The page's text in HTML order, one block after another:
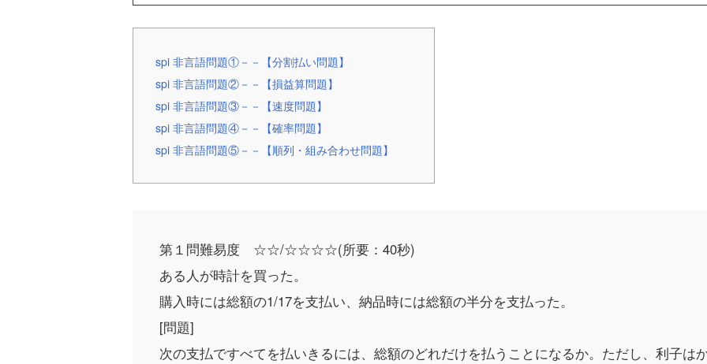
spi 非言語問題①－－【分割払い問題】
spi 非言語問題②－－【損益算問題】
spi 非言語問題③－－【速度問題】
spi 非言語問題④－－【確率問題】
spi 非言語問題⑤－－【順列・組み合わせ問題】
第１問難易度 ☆☆/☆☆☆☆(所要：40秒)
ある人が時計を買った。
購入時には総額の1/17を支払い、納品時には総額の半分を支払った。
[問題]
次の支払ですべてを払いきるには、総額のどれだけを払うことになるか。ただし、利子はか